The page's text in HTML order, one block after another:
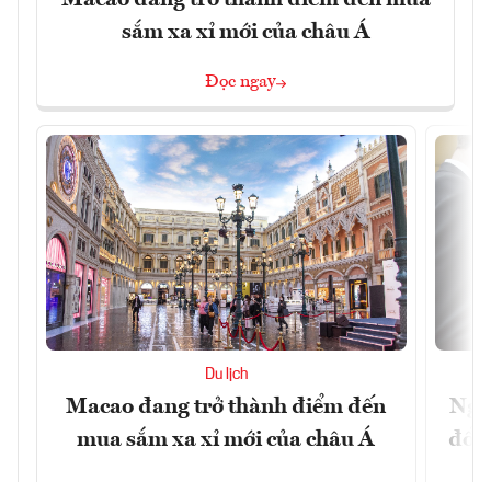
sắm xa xỉ mới của châu Á
Đọc ngay
Du lịch
Macao đang trở thành điểm đến
mua sắm xa xỉ mới của châu Á
đổi